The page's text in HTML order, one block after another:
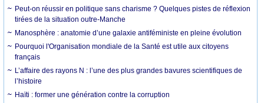
Peut-on réussir en politique sans charisme ? Quelques pistes de réflexion
tirées de la situation outre-Manche
Manosphère : anatomie d’une galaxie antiféministe en pleine évolution
Pourquoi l'Organisation mondiale de la Santé est utile aux citoyens
français
L’affaire des rayons N : l’une des plus grandes bavures scientifiques de
l’histoire
Haïti : former une génération contre la corruption